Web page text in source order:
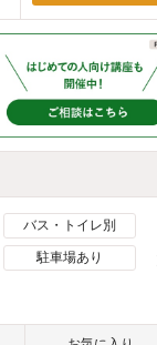
バス・トイレ別
駐車場あり